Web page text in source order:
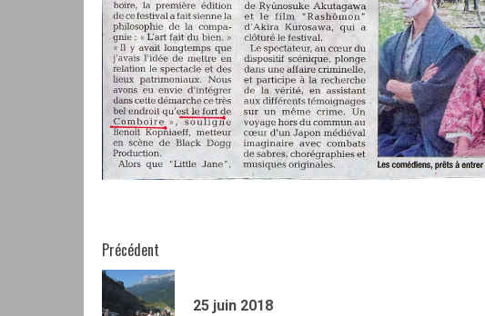
Navigation
d’article
Précédent
25 juin 2018